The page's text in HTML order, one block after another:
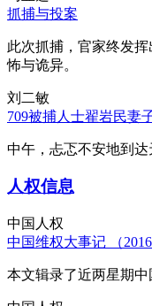
抓捕与投案
此次抓捕，官家终发
怖与诡异。
刘二敏
709被捕人士翟岩民妻
中午，忐忑不安地到
人权信息
中国人权
中国维权大事记 （
本文辑录了近两星期中